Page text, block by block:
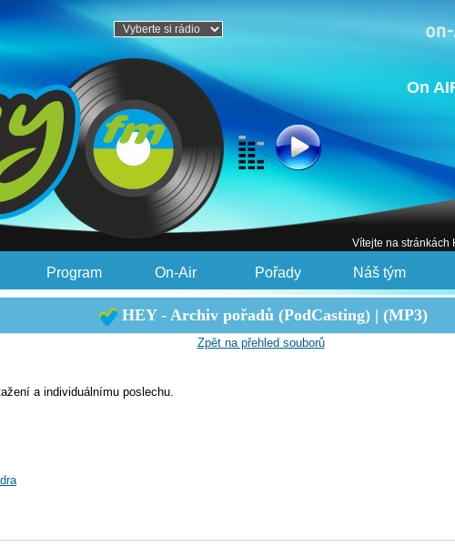
On
Vítejte na stránkách
Program On-Air Pořady Náš tým
HEY - Archiv pořadů (PodCasting) | (MP3)
Zpět na přehled souborů
a individuálnímu poslechu.